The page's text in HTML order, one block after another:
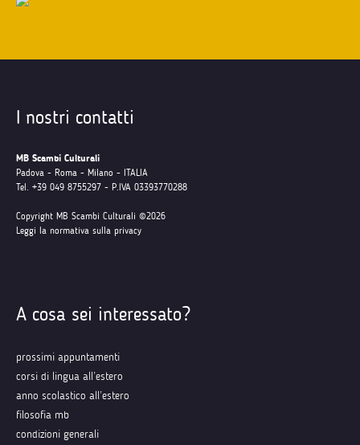
I nostri contatti
MB Scambi Culturali
Padova - Roma - Milano - ITALIA
Tel. +39 049 8755297 - P.IVA 03393770288
Copyright MB Scambi Culturali ©2026
Leggi la normativa sulla privacy
A cosa sei interessato?
prossimi appuntamenti
corsi di lingua all’estero
anno scolastico all’estero
filosofia mb
condizioni generali